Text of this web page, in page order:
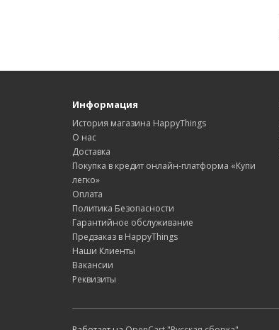
Информация
История магазина HappyThings
О нас
Доставка
Покупка в кредит онлайн-платформа «Купи
легко»
Оплата
Политика Безопасности
Гарантийное обслуживание
Предзаказ в HappyThings
Наши Клиенты
Вакансии
Реквизиты